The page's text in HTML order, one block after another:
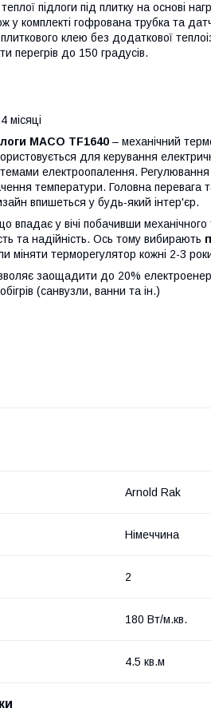
підлоги під плитку на основі
у комплекті гофрована трубка та
клею без додаткової
перегрів до 150 градусів.
місяці
MACO TF1640 – механічний
для керування
електроопалення.
температури. Головна перевага
впишеться у будь-який інтер'єр.
впадає у вічі побачивши
та надійність. Ось тому вибирають
міняти терморегулятор кожні 2-3
заощадити до 20%
(санвузли, ванни та ін.)
Arnold Rak
Німеччина
2
180 Вт/м.кв.
4.5 кв.м